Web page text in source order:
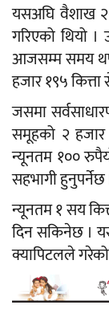
यसअघि वैशाख
गरिएको थियो
आजसम्म समय
हजार १९५
जसमा
समूहको २ हजार
न्यूनतम १००
सहभागी हुनुपर्नेछ
न्यूनतम १ सय
दिन सकिनेछ ।
क्यापिटलले